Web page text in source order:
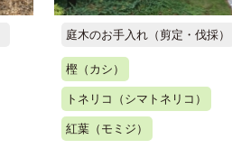
庭木のお手入れ（剪定・伐採）
樫（カシ）
トネリコ（シマトネリコ）
紅葉（モミジ）